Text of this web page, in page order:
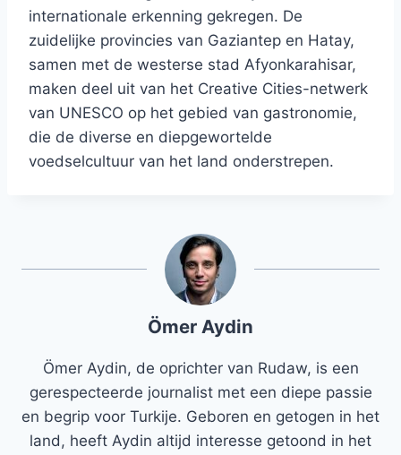
internationale erkenning gekregen. De
zuidelijke provincies van Gaziantep en Hatay,
samen met de westerse stad Afyonkarahisar,
maken deel uit van het Creative Cities-netwerk
van UNESCO op het gebied van gastronomie,
die de diverse en diepgewortelde
voedselcultuur van het land onderstrepen.
Ömer Aydin
Ömer Aydin, de oprichter van Rudaw, is een
gerespecteerde journalist met een diepe passie
en begrip voor Turkije. Geboren en getogen in het
land, heeft Aydin altijd interesse getoond in het